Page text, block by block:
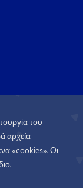
του
αρχεία
«cookies». Οι